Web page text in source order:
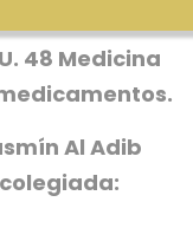
Junta de
48 Medicina
Al Adib